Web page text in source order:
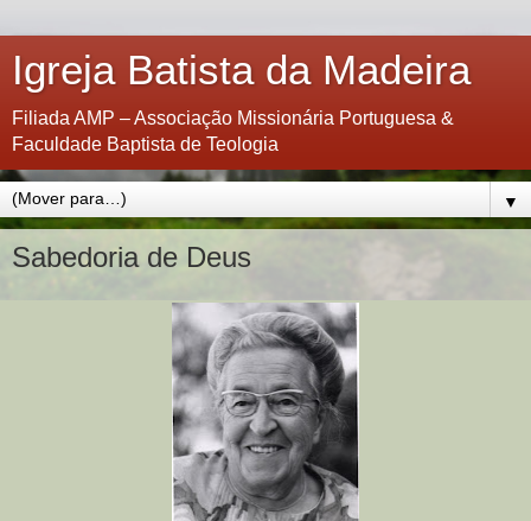
Igreja Batista da Madeira
Filiada AMP – Associação Missionária Portuguesa &
Faculdade Baptista de Teologia
▼
Sabedoria de Deus